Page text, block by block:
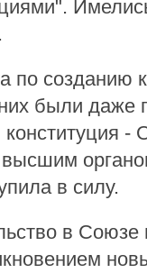
по созданию
были
в силу.
в